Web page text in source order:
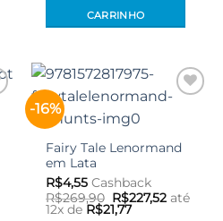
CARRINHO
-16%
Fairy Tale Lenormand
em Lata
R$4,55 Cashback
R$269,90 O
preço
R$227,52Oaté
12x de R$21,77